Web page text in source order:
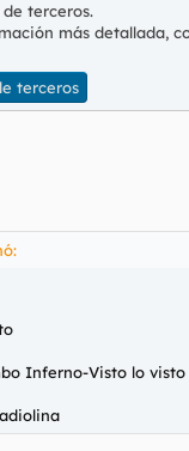
terceros.
más detallada,
terceros
Inferno-Visto lo visto